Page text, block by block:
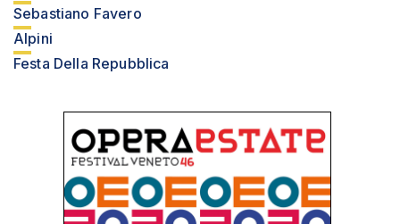
Sebastiano Favero
Alpini
Festa Della Repubblica